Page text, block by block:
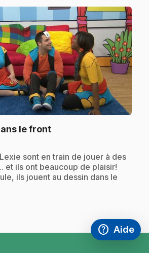
le front.
sont en train de jouer à des
et ils ont beaucoup de plaisir!
ils jouent au dessin dans le
help
Accéder à
Aide
,Ce lien